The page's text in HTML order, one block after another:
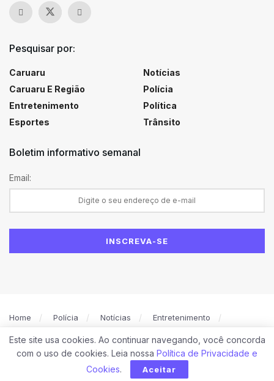
Pesquisar por:
Caruaru
Caruaru E Região
Entretenimento
Esportes
Notícias
Polícia
Política
Trânsito
Boletim informativo semanal
Email:
Home Polícia Notícias
Entretenimento
Política de Privacidade
Contato
. Todos os direitos reservados.
Este site usa cookies. Ao continuar navegando, você concorda
com o uso de cookies. Leia nossa Política de Privacidade e
Cookies. Aceitar